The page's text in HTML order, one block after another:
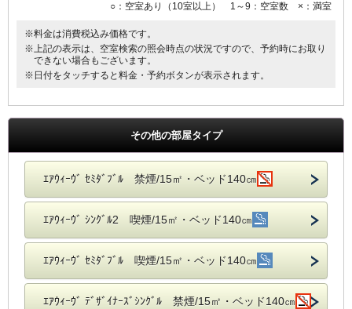
☆シングル15㎡のお部屋のベットサイズは140㎝です。
☆ツインのお部屋のベットサイズは120㎝です。
☆ダブルのお部屋のベットサイズは160㎝です。
☆セミダブルとはシングル15㎡の2名利用です。
す。あらかじめご了承くださいませ。
○：空室あり（10室以上） 1～9：空室数 ×：満室
※料金は消費税込み価格です。
※上記の表示は、空室検索の照会時点の状況ですので、予約時にお取り
できない場合もございます。
※日付をタッチすると料金・予約ボタンが表示されます。
その他の部屋タイプ
ｴｱｳｨｰｳﾞ ｾﾐﾀﾞﾌﾞﾙ 禁煙/15㎡・ベッド140㎝
ｴｱｳｨｰｳﾞ ｼﾝｸﾞﾙ2 喫煙/15㎡・ベッド140㎝
ｴｱｳｨｰｳﾞ ｾﾐﾀﾞﾌﾞﾙ 喫煙/15㎡・ベッド140㎝
ｴｱｳｨｰｳﾞ ﾃﾞｻﾞｲﾅｰｽﾞｼﾝｸﾞﾙ 禁煙/15㎡・ベッド140㎝